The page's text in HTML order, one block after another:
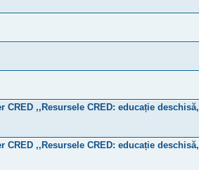
,,Resursele CRED: educație deschisă,
,,Resursele CRED: educație deschisă,